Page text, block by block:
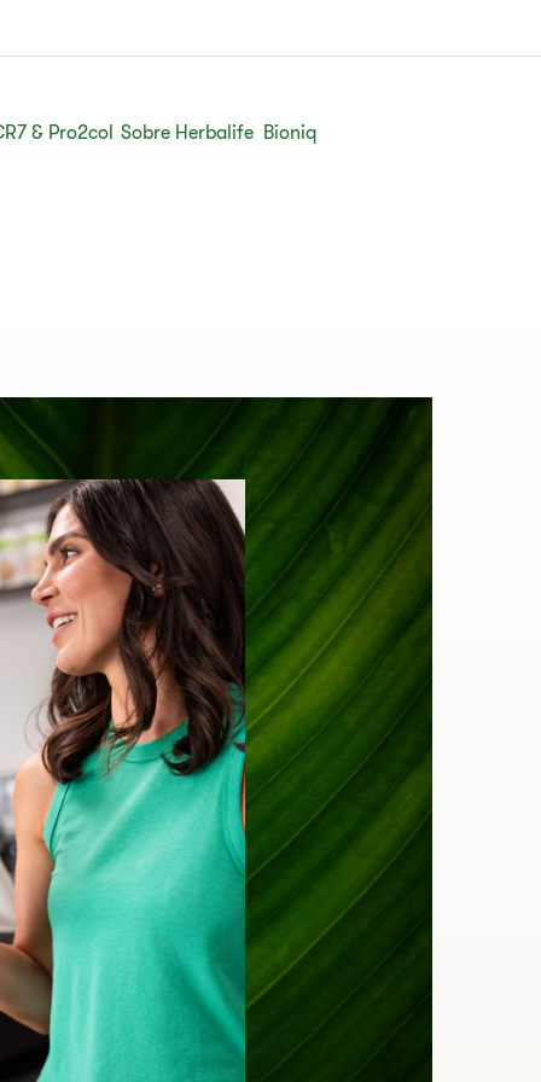
& Pro2col Sobre Herbalife Bioniq